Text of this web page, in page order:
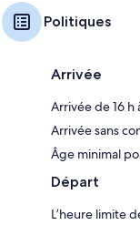
Politiques
Arrivée
Arrivée de 16 h
Arrivée sans
Âge minimal
Départ
L’heure limite